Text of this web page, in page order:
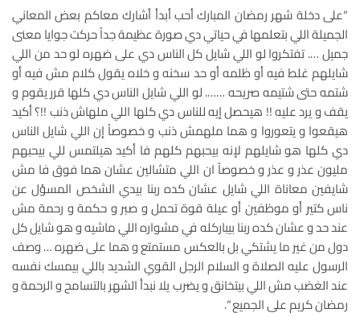
“على دخلة شهر رمضان المبارك أحب أبدأ أشارك معاكم بعض المعاني
الجميلة اللي بتعلمها في حياتي دي صورة عظيمة جداً حركت جوايا معنى
جميل …. تفتكروا لو اللي شايل كل الناس دي على ضهره لو حد من اللي
شايلهم غلط فيه أو ظلمه أو حد سخنه و خلاه يقول كلام مش فيه أو
شتمه حتى شتيمه صريحه ……. لو اللي شايل الناس دي كلها قرر يقوم و
يقف و يرد عليه !! هيحصل إيه للناس دي كلها اللي ملهاش ذنب !!؟ أكيد
هيقعوا و يتعوروا و هما ملهمش ذنب و خصوصاً إن اللي شايل الناس
دي كلها هو شايلهم لإنه بيحبهم كلهم فا أكيد هيلتمس للي بيحبهم
مليون عذر و عذر و خصوصاً ان اللي متشالين عشان هما فوق فا مش
شايفين معاناة اللي شايل عشان كده ربنا بيدي الشخص المسؤل عن
ناس كتير أو موظفين أو عيلة قوة تحمل و صبر و حكمة و رحمة مش
عند حد و عشان كده ربنا بيباركله في مشواره اللي ماشيه و هو شايل كل
دول من غير ما يشتكي بل بالعكس مستمتع و هما على ضهره … وصف
الرسول عليه الصلاة و السلام الرجل القوي الشديد باللي بيمسك نفسه
عند الغضب مش اللي بيتخانق و يضرب يلا نبدأ الشهر بالتسامح و الرحمة و
رمضان كريم على الجميع “.